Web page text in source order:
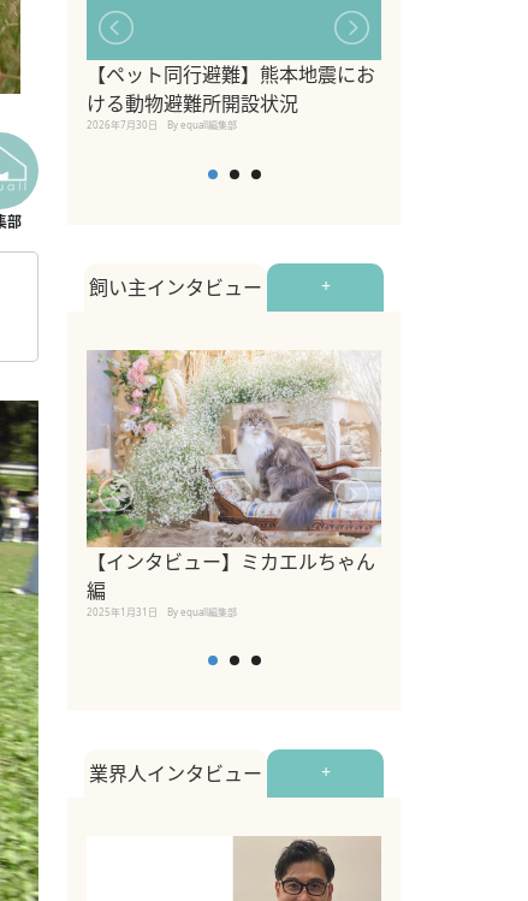
【ペット同行避難】熊本地震にお
ける動物避難所開設状況
2026年7月30日 By equall編集部
飼い主インタビュー +
【インタビュー】ミカエルちゃん
編
2025年1月31日 By equall編集部
業界人インタビュー +